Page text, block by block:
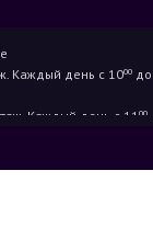
Каждый день с 1000 до
Каждый день с 11 00